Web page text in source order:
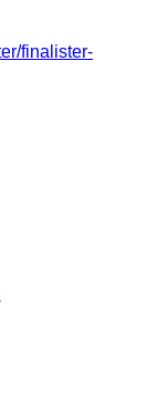
finalister-